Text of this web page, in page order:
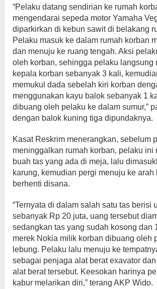
“Pelaku datang sendirian ke rumah
mengendarai sepeda motor Yamaha
diparkirkan di kebun sawit di belakang
Pelaku masuk ke dalam rumah korban
dan menuju ke ruang tengah. Aksi
oleh korban, sehingga pelaku langsung
kepala korban sebanyak 3 kali,
memukul dada sebelah kiri korban
menggunakan kayu balok sebanyak 1
dibuang oleh pelaku ke dalam sumur,”
dengan balok kuning tiga dipundaknya.
Kasat Reskrim menerangkan, sebelum
meninggalkan rumah korban, pelaku ini
buah tas yang ada di meja, lalu
karung, kemudian pergi menuju ke arah
berhenti disana.
“Ternyata di dalam salah satu tas berisi
sebanyak Rp 20 juta, uang tersebut
sedangkan tas yang sudah kosong dan
merek Nokia milik korban dibuang oleh
lebung. Pelaku lalu menuju ke
sebagai penjaga alat berat exavator
alat berat tersebut. Keesokan harinya
kabur melarikan diri,” terang AKP Wido.